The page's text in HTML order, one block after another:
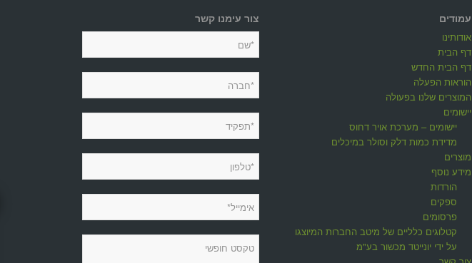
צור עימנו קשר עמודים
אודותינו
דף הבית
דף הבית החדש
הוראות הפעלה
המוצרים שלנו בפעולה
יישומים
יישומים – מערכת אויר דחוס
מדידת כמות דלק וסולר במיכלים
מוצרים
מידע נוסף
הורדות
ספקים
פרסומים
קטלוגים כלליים של מיטב החברות המיוצגות
על ידי יונייטד מכשור בע"מ